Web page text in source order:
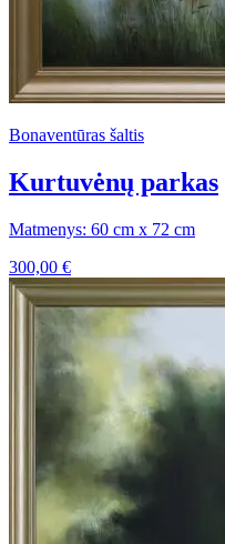
Bonaventūras šaltis
Kurtuvėnų parkas
Matmenys: 60 cm x 72 cm
300,00 €